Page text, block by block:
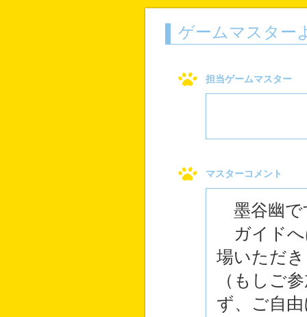
ゲームマスター
担当ゲームマスター
マスターコメント
墨谷幽で
ガイドへ
場いただ
（もしご
ず、ご自